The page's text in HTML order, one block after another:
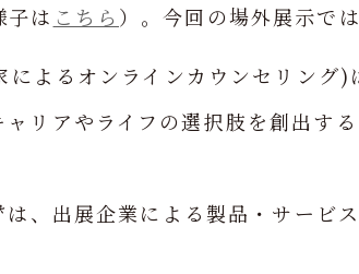
は こちら ）。今回の場外展示で
よるオンラインカウンセリング)
リアやライフの選択肢を創出す
出展企業による製品・サービ